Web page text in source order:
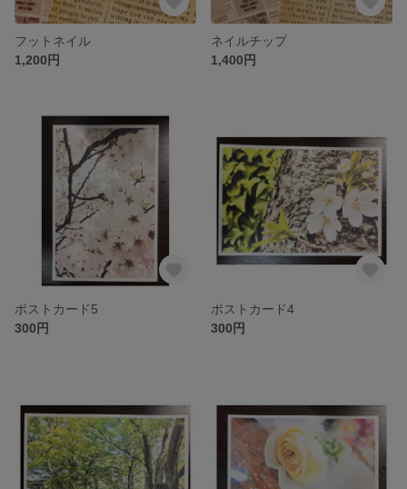
フットネイル
1,200円
ネイルチップ
1,400円
ポストカード5
300円
ポストカード4
300円